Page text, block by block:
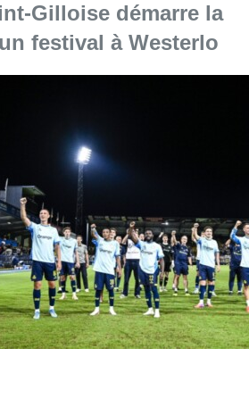
Gilloise démarre la
festival à Westerlo